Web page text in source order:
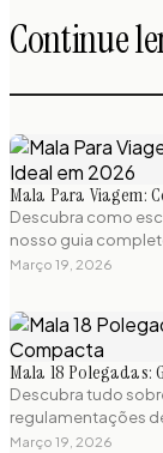
Continue
Mala Para Viagem:
Descubra como
nosso guia
resistentes e
Março 19, 2026
Mala 18 Polegadas:
Descubra tudo
regulamentações
curtas e os
Março 19, 2026